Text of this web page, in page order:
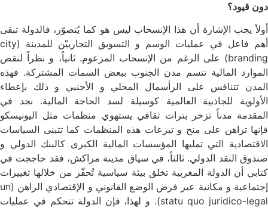
دون قيود؟
أولاً يجب الإشارة أن هذا الإنسحاب ليس هو كما يُتصوّر، فالدولة تبقى
أهم فاعل في عمليات الوسم و التسويق التجارييْن للمدينة (city
branding) على الرغم من الإنسحاب المزعوم. ثانياً، و نظراً لنقص
الموارد المالية تتسم مدن الجنوب ببعض السمات المشتركة. فهذه
المدن تتنافس على الرأسمال المحلي و الأجنبي و ذلك بإعطاء
الأولوية للجاذبية العالمية كوسيلة لسد الحاجة المالية. نجد في
المقدمة مدناً تزخر بتراث ثقافي يستهوي منظمات مثل اليونيسكو
فإنها تراهن على منح و تبرعات هذه المنظمات كما تتبنى السياسات
الاقتصادية التي تمليها المؤسسات المالية الكبرى كالبنك الدولي و
صندوق النقد الدولي. ثالثاً، في سياق مدينة مراكش، فقد حاججت في
كتابي أن الدولة المغربية تخلق بيئة سياسية تُحفّز من خلالها تغييرات
إجتماعية و مكانية عبر فرض الوضع القانوني و الإقتصادي الراهن (un
statu quo juridico-legal). و لهذا، فإن الدولة تتحكم في عمليات